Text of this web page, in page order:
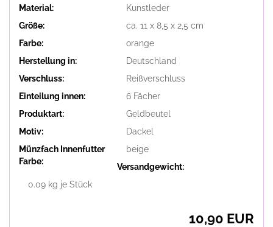
Material:
Kunstleder
Größe:
ca. 11 x 8,5 x 2,5 cm
Farbe:
orange
Herstellung in:
Deutschland
Verschluss:
Reißverschluss
Einteilung innen:
6 Fächer
Produktart:
Geldbeutel
Motiv:
Dackel
Münzfach Innenfutter
Farbe:
beige
Versandgewicht:
0.09 kg je Stück
10,90 EUR